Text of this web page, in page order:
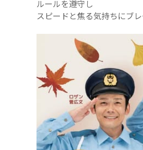
ルールを遵守し
スピードと焦る気持ちにブ